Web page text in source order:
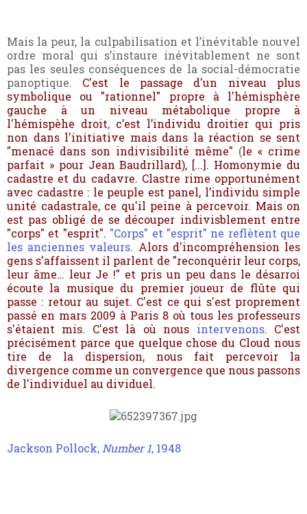
Mais la peur, la culpabilisation et l’inévitable nouvel
ordre moral qui s’instaure inévitablement ne sont
pas les seules conséquences de la social-démocratie
panoptique. C'est le passage d'un niveau plus
symbolique ou "rationnel" propre à l'hémisphère
gauche à un niveau métabolique propre à
l'hémispèhe droit, c’est l’individu droitier qui pris
non dans l'initiative mais dans la réaction se sent
"menacé dans son indivisibilité même" (le « crime
parfait » pour Jean Baudrillard), [...]. Homonymie du
cadastre et du cadavre. Clastre rime opportunément
avec cadastre : le peuple est panel, l’individu simple
unité cadastrale, ce qu'il peine à percevoir. Mais on
est pas obligé de se découper indivisblement entre
"corps" et "esprit". "Corps" et "esprit" ne reflètent que
les anciennes valeurs. Alors d'incompréhension les
gens s'affaissent il parlent de "reconquérir leur corps,
leur âme… leur Je !" et pris un peu dans le désarroi
écoute la musique du premier joueur de flûte qui
passe : retour au sujet. C'est ce qui s'est proprement
passé en mars 2009 à Paris 8 où tous les professeurs
s'étaient mis. C'est là où nous intervenons. C'est
précisément parce que quelque chose du Cloud nous
tire de la dispersion, nous fait percevoir la
divergence comme un convergence que nous passons
de l'individuel au dividuel.
Jackson Pollock, Number 1, 1948